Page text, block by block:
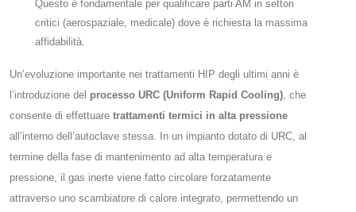
Questo è fondamentale per qualificare parti AM in settori
critici (aerospaziale, medicale) dove è richiesta la massima
affidabilità.
Un’evoluzione importante nei trattamenti HIP degli ultimi anni è
l’introduzione del processo URC (Uniform Rapid Cooling), che
consente di effettuare trattamenti termici in alta pressione
all’interno dell’autoclave stessa. In un impianto dotato di URC, al
termine della fase di mantenimento ad alta temperatura e
pressione, il gas inerte viene fatto circolare forzatamente
attraverso uno scambiatore di calore integrato, permettendo un